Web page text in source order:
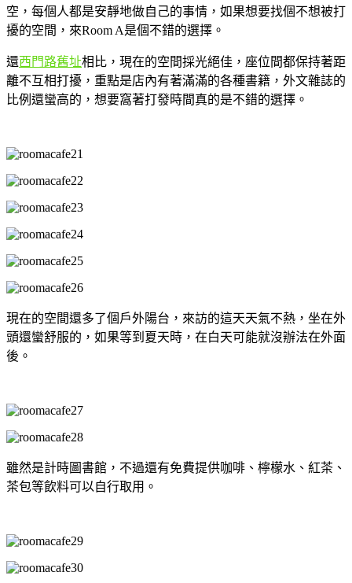
空，每個人都是安靜地做自己的事情，如果想要找個不想被打
擾的空間，來Room A是個不錯的選擇。
還西門路舊址相比，現在的空間採光絕佳，座位間都保持著距
離不互相打擾，重點是店內有著滿滿的各種書籍，外文雜誌的
比例還蠻高的，想要窩著打發時間真的是不錯的選擇。
現在的空間還多了個戶外陽台，來訪的這天天氣不熱，坐在外
頭還蠻舒服的，如果等到夏天時，在白天可能就沒辦法在外面
後。
雖然是計時圖書館，不過還有免費提供咖啡、檸檬水、紅茶、
茶包等飲料可以自行取用。